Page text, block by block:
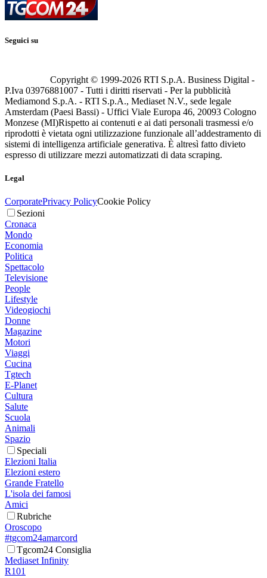
Seguici su
Copyright © 1999-2026 RTI S.p.A. Business Digital -
P.Iva 03976881007 - Tutti i diritti riservati - Per la pubblicità
Mediamond S.p.A. - RTI S.p.A., Mediaset N.V., sede legale
Amsterdam (Paesi Bassi) - Uffici Viale Europa 46, 20093 Cologno
Monzese (MI)Rispetto ai contenuti e ai dati personali trasmessi e/o
riprodotti è vietata ogni utilizzazione funzionale all’addestramento di
sistemi di intelligenza artificiale generativa. È altresì fatto divieto
espresso di utilizzare mezzi automatizzati di data scraping.
Legal
CorporatePrivacy PolicyCookie Policy
Sezioni
Cronaca
Mondo
Economia
Politica
Spettacolo
Televisione
People
Lifestyle
Videogiochi
Donne
Magazine
Motori
Viaggi
Cucina
Tgtech
E-Planet
Cultura
Salute
Scuola
Animali
Spazio
Speciali
Elezioni Italia
Elezioni estero
Grande Fratello
L'isola dei famosi
Amici
Rubriche
Oroscopo
#tgcom24amarcord
Tgcom24 Consiglia
Mediaset Infinity
R101